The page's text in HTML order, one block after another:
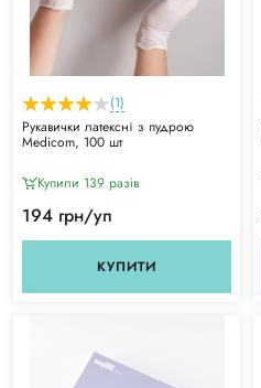
(1)
Рукавички латексні з пудрою
Medicom, 100 шт
Купили 139 разiв
194 грн/уп
КУПИТИ